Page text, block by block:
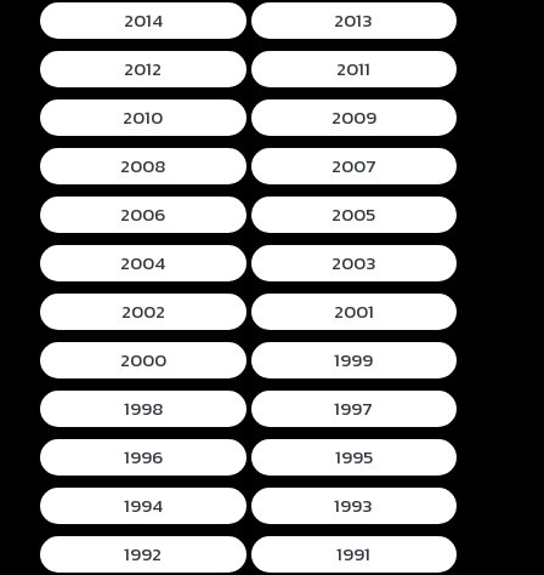
2014
2013
2012
2011
2010
2009
2008
2007
2006
2005
2004
2003
2002
2001
2000
1999
1998
1997
1996
1995
1994
1993
1992
1991